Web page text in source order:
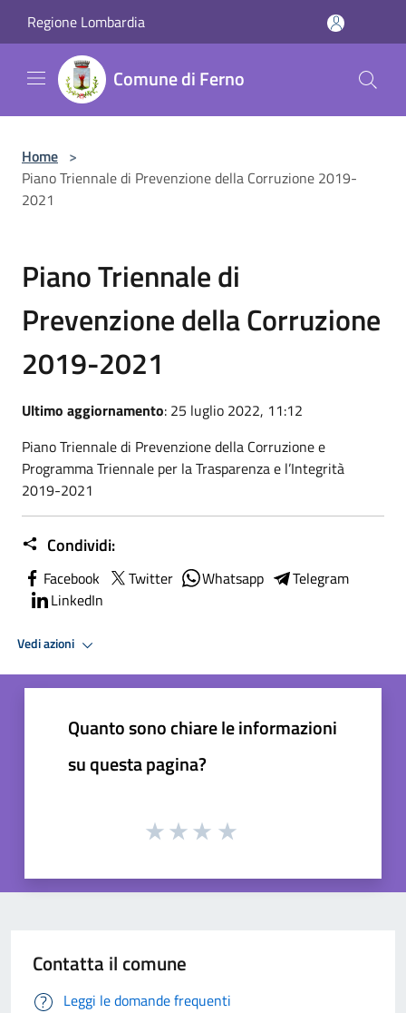
Regione Lombardia
Comune di Ferno
Home >
Piano Triennale di Prevenzione della Corruzione 2019-
2021
Piano Triennale di
Prevenzione della Corruzione
2019-2021
Ultimo aggiornamento: 25 luglio 2022, 11:12
Piano Triennale di Prevenzione della Corruzione e
Programma Triennale per la Trasparenza e l’Integrità
2019-2021
Condividi:
Facebook Twitter Whatsapp
Telegram
LinkedIn
Vedi azioni
Quanto sono chiare le informazioni
su questa pagina?
Contatta il comune
Leggi le domande frequenti